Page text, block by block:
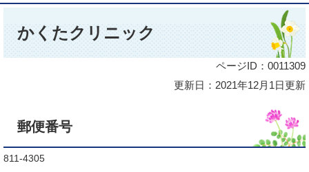
へ
かくたクリニック
ページID：0011309
更新日：2021年12月1日更新
郵便番号
811-4305